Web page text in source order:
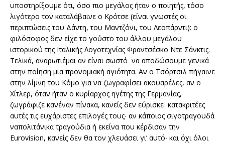
υποστηρίξουμε ότι, όσο πιο μεγάλος ήταν ο ποιητής, τόσο
λιγότερο τον καταλάβαινε ο Κρότσε (είναι γνωστές οι
περιπτώσεις του Δάντη, του Μαντζόνι, του Λεοπάρντι): ο
φιλόσοφος δεν είχε το γούστο του άλλου μεγάλου
ιστορικού της Ιταλικής Λογοτεχνίας Φραντσέσκο Ντε Σάνκτις.
Τελικά, αναρωτιέμαι αν είναι σωστό να αποδώσουμε γενικά
στην ποίηση μια προνομιακή αγιότητα. Αν ο Τσόρτσιλ πήγαινε
στην λίμνη του Κόμο για να ζωγραφίσει ακουαρέλες, αν ο
Χίτλερ, όταν ήταν ο κυρίαρχος ηγέτης της Γερμανίας,
ζωγράφιζε κανέναν πίνακα, κανείς δεν εύρισκε κατακριτέες
αυτές τις ευχάριστες επιλογές τους∙ αν κάποιος σιγοτραγουδά
ναπολιτάνικα τραγούδια ή εκείνα που κέρδισαν την
Eurovision, κανείς δεν θα τον χλευάσει γι’ αυτό∙ και όχι όλοι